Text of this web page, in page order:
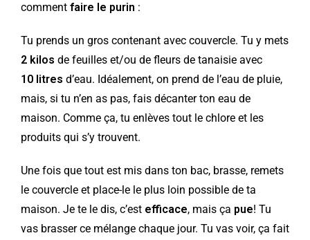
comment faire le purin :
Tu prends un gros contenant avec couvercle. Tu y mets
2 kilos de feuilles et/ou de fleurs de tanaisie avec
10 litres d’eau. Idéalement, on prend de l’eau de pluie,
mais, si tu n’en as pas, fais décanter ton eau de
maison. Comme ça, tu enlèves tout le chlore et les
produits qui s’y trouvent.
Une fois que tout est mis dans ton bac, brasse, remets
le couvercle et place-le le plus loin possible de ta
maison. Je te le dis, c’est efficace, mais ça pue! Tu
vas brasser ce mélange chaque jour. Tu vas voir, ça fait